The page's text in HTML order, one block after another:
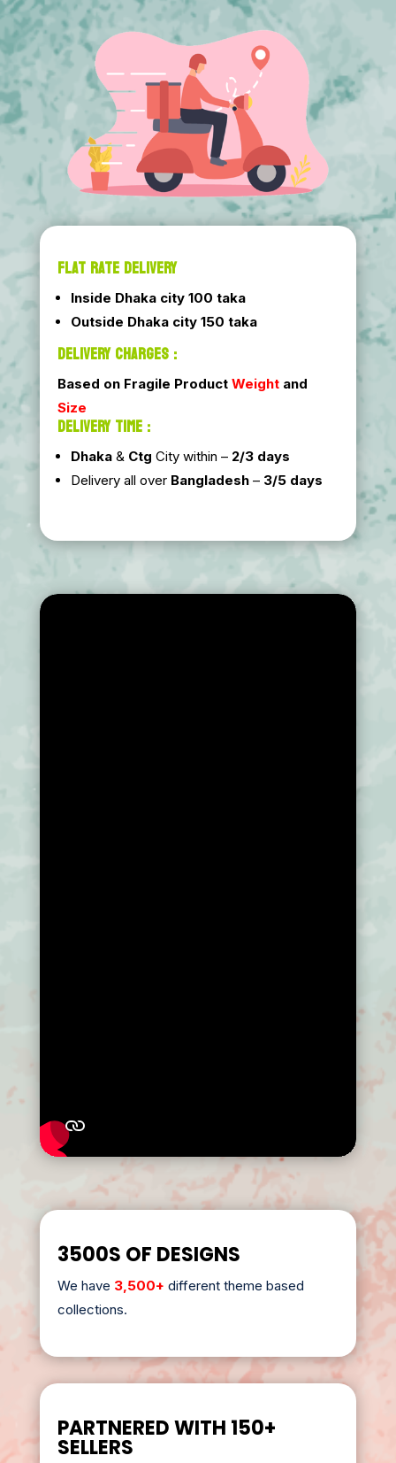
FLAT RATE DELIVERY
Inside Dhaka city 100 taka
Outside Dhaka city 150 taka
DELIVERY CHARGES :
Based on Fragile Product Weightand
Size
DELIVERY TIME :
Dhaka& Ctg City within – 2/3 days
Delivery all over Bangladesh– 3/5 days
3500S OF DESIGNS
We have 3,500+ different theme based
collections.
PARTNERED WITH 150+
SELLERS